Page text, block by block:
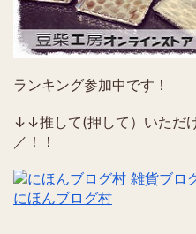
ランキング参加中です！
↓↓推して(押して）いただ
／！！
にほんブログ村